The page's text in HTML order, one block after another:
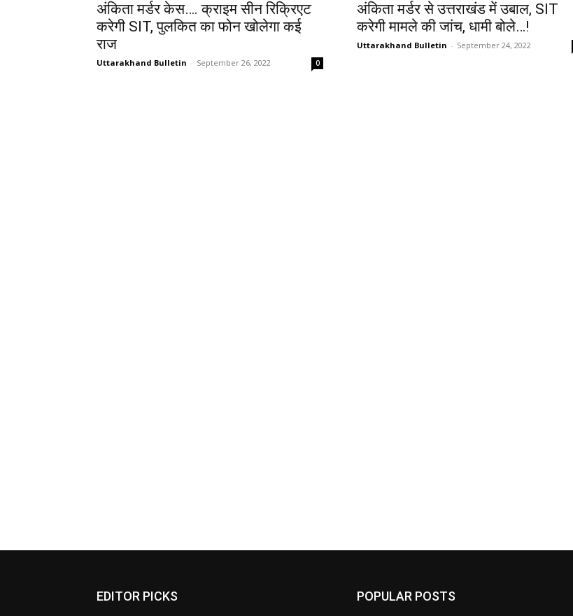
अंकिता मर्डर केस…. क्राइम सीन रिक्रिएट
करेगी SIT, पुलकित का फोन खोलेगा कई
राज
Uttarakhand Bulletin - September 26, 2022 0
अंकिता मर्डर से उत्तराखंड में उबाल, SIT
करेगी मामले की जांच, धामी बोले…!
Uttarakhand Bulletin - September 24, 2022
EDITOR PICKS POPULAR POSTS